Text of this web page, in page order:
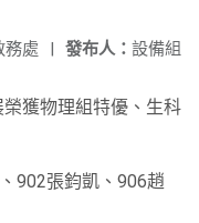
發布人： 設備組
務處 |
獲物理組特優、生科
902張鈞凱、906趙